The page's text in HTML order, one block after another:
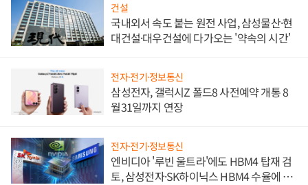
건설
국내외서 속도 붙는 원전 사업, 삼성물산·현
대건설·대우건설에 다가오는 '약속의 시간'
전자·전기·정보통신
삼성전자, 갤럭시Z 폴드8 사전예약 개통 8
월31일까지 연장
전자·전기·정보통신
엔비디아 '루빈 울트라'에도 HBM4 탑재 검
토, 삼성전자·SK하이닉스 HBM4 수율에 주